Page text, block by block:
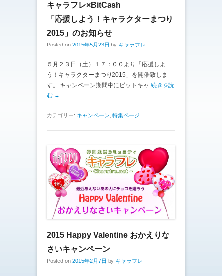
キャラフレ×BitCash
「応援しよう！キャラクターまつり
2015」のお知らせ
Posted on 2015年5月23日 by キャラフレ
５月２３日（土）１７：００より「応援しよ
う！キャラクターまつり2015」を開催致しま
す。 キャンペーン期間中にビットキャ 続きを読
む →
カテゴリー: キャンペーン 特集ページ
2015 Happy Valentine おかえりな
さいキャンペーン
Posted on 2015年2月7日 by キャラフレ